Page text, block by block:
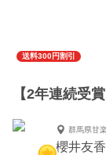
送料300円割引
【2年連続受
群馬県甘
櫻井友